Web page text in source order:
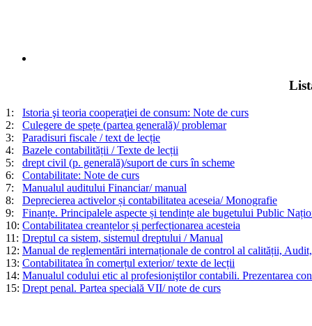
1:
Istoria şi teoria cooperaţiei de consum: Note de curs
2:
Culegere de spețe (partea generală)/ problemar
3:
Paradisuri fiscale / text de lecție
4:
Bazele contabilității / Texte de lecții
5:
drept civil (p. generală)/suport de curs în scheme
6:
Contabilitate: Note de curs
7:
Manualul auditului Financiar/ manual
8:
Deprecierea activelor și contabilitatea aceseia/ Monografie
9:
Finanțe. Principalele aspecte și tendințe ale bugetului Public
10: Contabilitatea creanțelor și perfecționarea acesteia
11: Dreptul ca sistem, sistemul dreptului / Manual
12: Manual de reglementări internaționale de control al calității,
13: Contabilitatea în comerțul exterior/ texte de lecții
14: Manualul codului etic al profesioniştilor contabili. Prezentarea
15: Drept penal. Partea specială VII/ note de curs